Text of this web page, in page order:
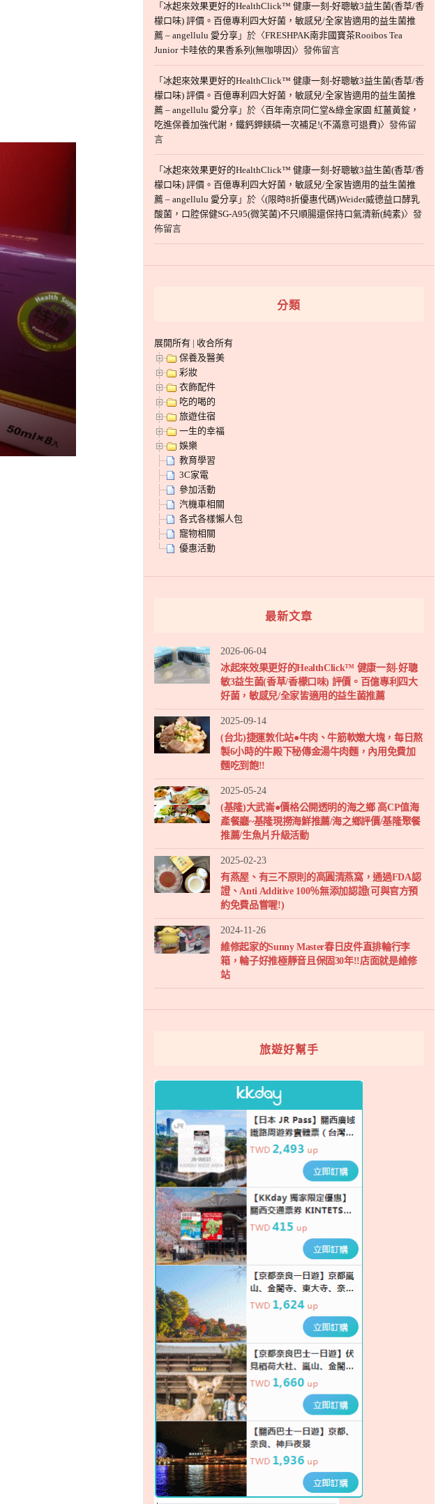
「 冰起來效果更好的HealthClick™ 健康一刻-好聰敏3益生菌(香草/香
檬口味) 評價。百億專利四大好菌，敏感兒/全家皆適用的益生菌推
薦 – angellulu 愛分享 」於〈FRESHPAK南非國寶茶Rooibos Tea
Junior 卡哇依的果香系列(無咖啡因)〉發佈留言
「 冰起來效果更好的HealthClick™ 健康一刻-好聰敏3益生菌(香草/香
檬口味) 評價。百億專利四大好菌，敏感兒/全家皆適用的益生菌推
薦 – angellulu 愛分享 」於〈百年南京同仁堂&綠金家園 紅薑黃錠，
吃進保養加強代謝，鐵鈣鉀鎂磷一次補足!(不滿意可退費)〉發佈留
言
「 冰起來效果更好的HealthClick™ 健康一刻-好聰敏3益生菌(香草/香
檬口味) 評價。百億專利四大好菌，敏感兒/全家皆適用的益生菌推
薦 – angellulu 愛分享 」於〈(限時8折優惠代碼)Weider威德益口酵乳
酸菌，口腔保健SG-A95(微笑菌)不只順腸還保持口氣清新(純素)〉發
佈留言
分類
展開所有 | 收合所有
保養及醫美
彩妝
衣飾配件
吃的喝的
旅遊住宿
一生的幸福
娛樂
教育學習
3C家電
參加活動
汽機車相關
各式各樣懶人包
寵物相關
優惠活動
最新文章
2026-06-04
冰起來效果更好的HealthClick™ 健康一刻-好聰
敏3益生菌(香草/香檬口味) 評價。百億專利四大
好菌，敏感兒/全家皆適用的益生菌推薦
2025-09-14
(台北)捷運敦化站●牛肉、牛筋軟嫩大塊，每日熬
製6小時的牛殿下秘傳金湯牛肉麵，內用免費加
麵吃到飽!!
2025-05-24
(基隆)大武崙●價格公開透明的海之鄉 高CP值海
產餐廳~基隆現撈海鮮推薦/海之鄉評價/基隆聚餐
推薦/生魚片升級活動
2025-02-23
有燕屋、有三不原則的高圓清燕窩，通過FDA認
證、Anti Additive 100％無添加認證(可與官方預
約免費品嘗喔!)
2024-11-26
維修起家的Sunny Master春日皮件直排輪行李
箱，輪子好推極靜音且保固30年!!店面就是維修
站
旅遊好幫手